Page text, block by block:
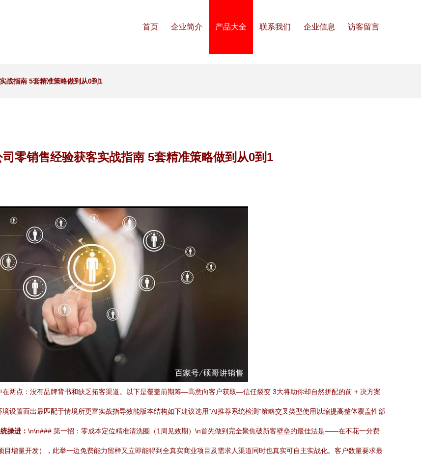
首页 企业简介 产品大全 联系我们 企业信息 访客留言
战指南 5套精准策略做到从0到1
零销售经验获客实战指南 5套精准策略做到从0到1
两点：没有品牌背书和缺乏拓客渠道。以下是覆盖前期筹—高意向客户获取—信任裂变 3大将助你却自然拼配的前 + 决方案
设置而出最匹配于情境所更富实战指导效能版本结构如下建议选用“AI推荐系统检测”策略交叉类型使用以缩提高整体覆盖性部
操进： \n\n### 第一招：零成本定位精准清洗圈（1周见效期）\n首先做到完全聚焦破新客壁垒的最佳法是——在不花一分费
增量开发），此举一边免费能力留样又立即能得到全真实商业项目及需求人渠道同时也真实可自主实战化。客户数量要求最